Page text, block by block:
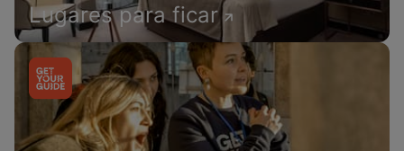
Lugares para ficar